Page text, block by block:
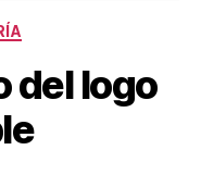
del logo